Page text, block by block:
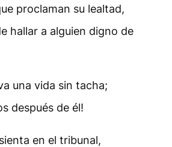
proclaman su lealtad,
hallar a alguien digno de
una vida sin tacha;
después de él!
en el tribunal,